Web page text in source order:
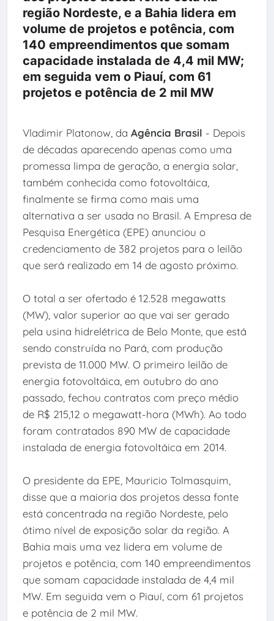
região Nordeste, e a Bahia lidera em
volume de projetos e potência, com
140 empreendimentos que somam
capacidade instalada de 4,4 mil MW;
em seguida vem o Piauí, com 61
projetos e potência de 2 mil MW
Vladimir Platonow, da Agência Brasil - Depois
de décadas aparecendo apenas como uma
promessa limpa de geração, a energia solar,
também conhecida como fotovoltáica,
finalmente se firma como mais uma
alternativa a ser usada no Brasil. A Empresa de
Pesquisa Energética (EPE) anunciou o
credenciamento de 382 projetos para o leilão
que será realizado em 14 de agosto próximo.
O total a ser ofertado é 12.528 megawatts
(MW), valor superior ao que vai ser gerado
pela usina hidrelétrica de Belo Monte, que está
sendo construída no Pará, com produção
prevista de 11.000 MW. O primeiro leilão de
energia fotovoltáica, em outubro do ano
passado, fechou contratos com preço médio
de R$ 215,12 o megawatt-hora (MWh). Ao todo
foram contratados 890 MW de capacidade
instalada de energia fotovoltáica em 2014.
O presidente da EPE, Mauricio Tolmasquim,
disse que a maioria dos projetos dessa fonte
está concentrada na região Nordeste, pelo
ótimo nível de exposição solar da região. A
Bahia mais uma vez lidera em volume de
projetos e potência, com 140 empreendimentos
que somam capacidade instalada de 4,4 mil
MW. Em seguida vem o Piauí, com 61 projetos
e potência de 2 mil MW.